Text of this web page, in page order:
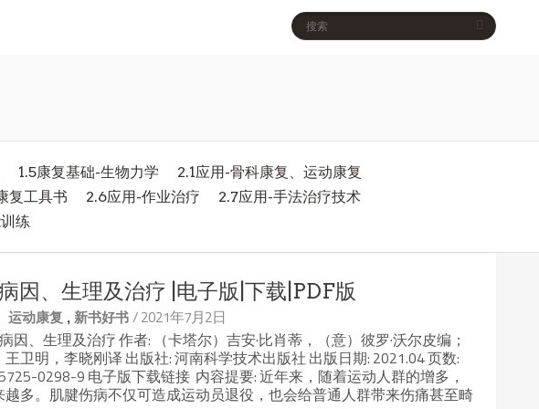
1.5康复基础-生物力学
2.1应用-骨科康复、运动康复
复工具书 2.6应用-作业治疗
2.7应用-手法治疗技术
练
因、生理及治疗 |电子版|下载|PDF版
运动康复 , 新书好书/ 2021年7月2日
因、生理及治疗 作者: （卡塔尔）吉安·比肖蒂，（意）彼罗·沃尔皮编；
卫明，李晓刚译 出版社: 河南科学技术出版社 出版日期: 2021.04 页数:
0298-9 电子版下载链接 内容提要: 近年来，随着运动人群的增多，
多。肌腱伤病不仅可造成运动员退役，也会给普通人群带来伤痛甚至畸